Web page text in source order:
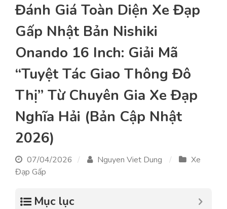
Đánh Giá Toàn Diện Xe Đạp
Gấp Nhật Bản Nishiki
Onando 16 Inch: Giải Mã
“Tuyệt Tác Giao Thông Đô
Thị” Từ Chuyên Gia Xe Đạp
Nghĩa Hải (Bản Cập Nhật
2026)
07/04/2026 Nguyen Viet Dung
Xe
Đạp Gấp
Mục lục